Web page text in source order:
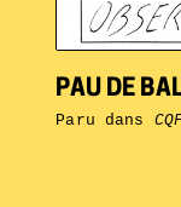
PAU DE
Paru dans